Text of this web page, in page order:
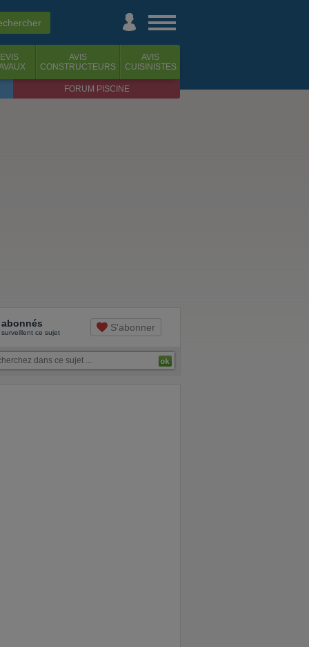
AVIS
CONSTRUCTEURS
AVIS
CUISINISTES
FORUM PISCINE
abonnés
surveillent ce sujet S'abonner